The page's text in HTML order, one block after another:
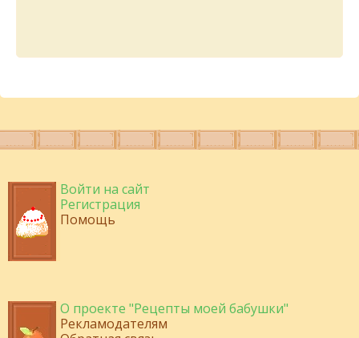
Войти на сайт
Регистрация
Помощь
О проекте "Рецепты моей бабушки"
Рекламодателям